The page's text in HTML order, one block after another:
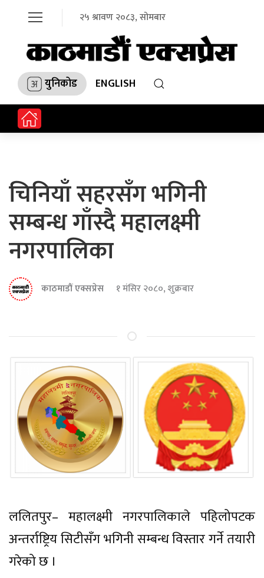
२५ श्रावण २०८३, सोमबार
युनिकोड ENGLISH
चिनियाँ सहरसँग भगिनी
सम्बन्ध गाँस्दै महालक्ष्मी
नगरपालिका
काठमाडौं एक्सप्रेस १ मंसिर २०८०, शुक्रबार
ललितपुर– महालक्ष्मी नगरपालिकाले पहिलोपटक
अन्तर्राष्ट्रिय सिटीसँग भगिनी सम्बन्ध विस्तार गर्ने तयारी
गरेको छ ।